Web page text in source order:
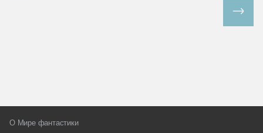
О Мире фантастики